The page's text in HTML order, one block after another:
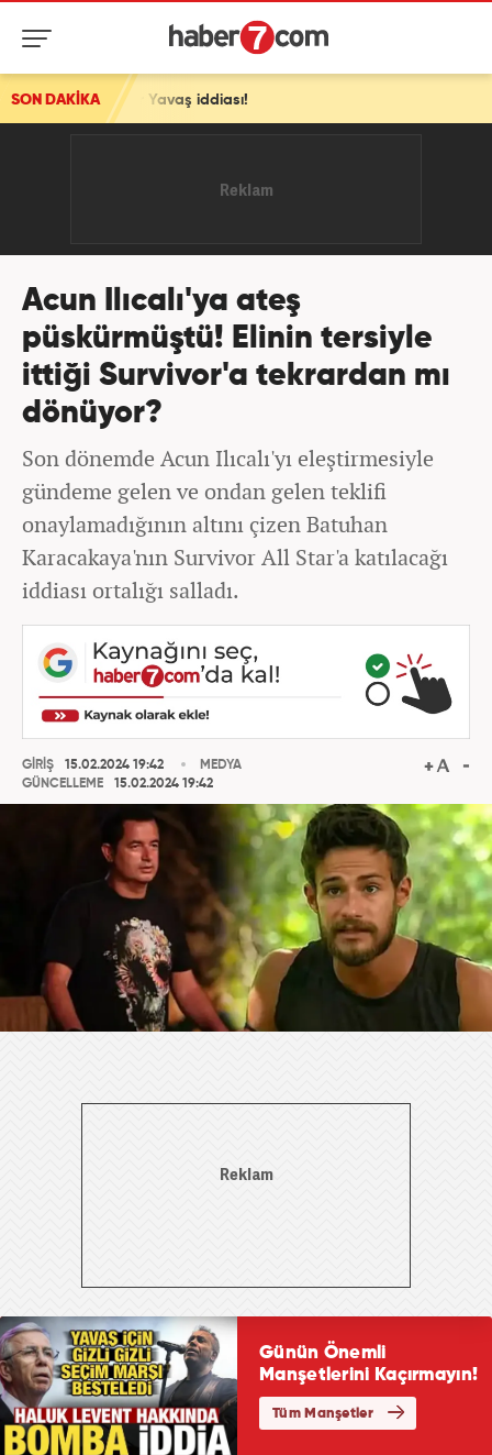
SON DAKİKA
Yavaş iddiası!
Acun Ilıcalı'ya ateş
püskürmüştü! Elinin tersiyle
ittiği Survivor'a tekrardan mı
dönüyor?
Son dönemde Acun Ilıcalı'yı eleştirmesiyle
gündeme gelen ve ondan gelen teklifi
onaylamadığının altını çizen Batuhan
Karacakaya'nın Survivor All Star'a katılacağı
iddiası ortalığı salladı.
GİRİŞ
15.02.2024 19:42
GÜNCELLEME
15.02.2024 19:42
MEDYA